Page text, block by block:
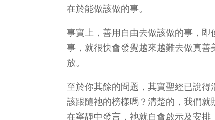
在於能做該做的事。
事實上，善用自由去做該做的事，
事，就很快會發覺越來越難去做真
放。
至於你其餘的問題，其實聖經已說
該跟隨祂的榜樣嗎？清楚的，我們
在寧靜中發言，祂就自會啟示及安排